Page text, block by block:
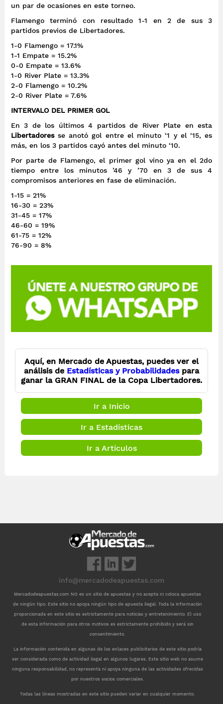
un par de ocasiones en este torneo.
Flamengo terminó con resultado 1-1 en 2 de sus 3
partidos previos de Libertadores.
1-0 Flamengo = 17.1%
1-1 Empate = 15.2%
0-0 Empate = 13.6%
1-0 River Plate = 13.3%
2-0 Flamengo = 10.2%
2-0 River Plate = 7.6%
INTERVALO DEL PRIMER GOL
En 3 de los últimos 4 partidos de River Plate en esta
Libertadoresse anotó gol entre el minuto ‘1 y el ‘15, es
más, en los 3 partidos cayó antes del minuto ‘10.
Por parte de Flamengo, el primer gol vino ya en el 2do
tiempo entre los minutos ’46 y ’70 en 3 de sus 4
compromisos anteriores en fase de eliminación.
1-15 = 21%
16-30 = 23%
31-45 = 17%
46-60 = 19%
61-75 = 12%
76-90 = 8%
Aquí, en Mercado de Apuestas, puedes ver el
análisis de Estadísticas y Probabilidadespara
ganar la GRAN FINAL de la Copa Libertadores.
Ir a Inicio
Ir a Estadísticas
Ir a Artículos
info@mercadodeapuestas.com
Mercadodeapuestas.com NO es un sitio de apuestas y no acepta ni coloca apuestas
de ningún tipo. Este sitio no apoya ningún tipo de apuesta ilegal. Toda la información
proporcionada en este sitio es estrictamente para noticias y entretenimiento. El uso
de esta información para otros motivos es estrictamente prohibido y será sin
consentimiento.
La información contenida en algunas de los enlaces publicitarios de este sitio podría
ser considerada como de actividad ilegal en algunos lugares. Este sitio web no asume
ninguna responsabilidad, no representa ni apoya ninguna de las actividades ofrecidas
por nuestros socios comerciales.
Todas las líneas mostradas en este sitio pueden variar en cualquier momento.